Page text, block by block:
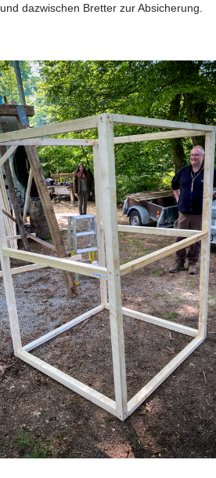
und dazwischen Bretter zur Absicherung.